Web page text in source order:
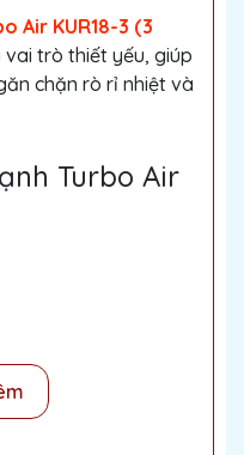
Air KUR18-3 (3
vai trò thiết yếu, giúp
chặn rò rỉ nhiệt và
Turbo Air
đối, không để hơi
khí nóng, ẩm